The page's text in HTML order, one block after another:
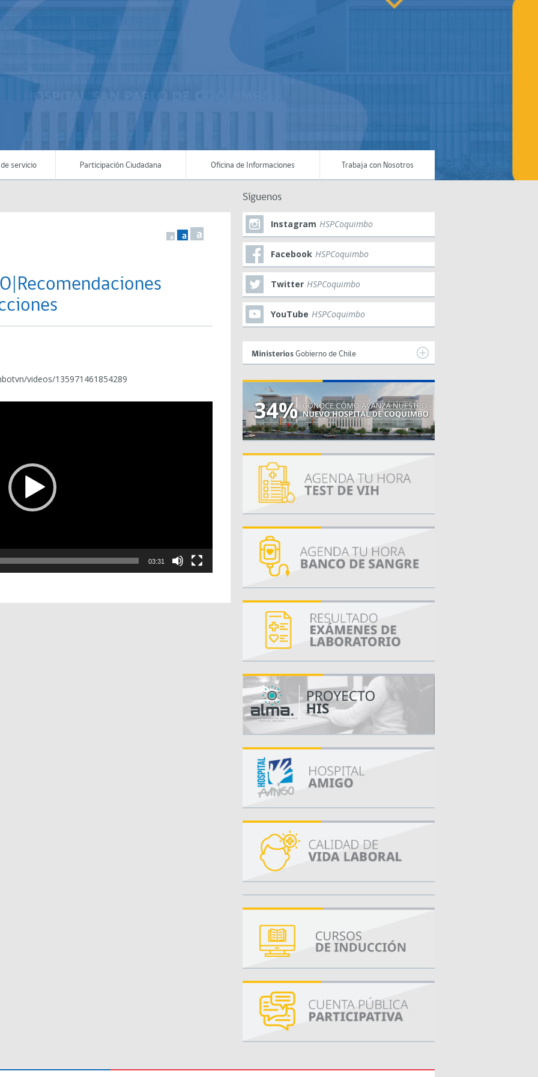
servicio Participación Ciudadana Oficina de Informaciones Trabaja con Nosotros
a a a
videos/135971461854289
03:31
Síguenos
Instagram HSPCoquimbo
Facebook HSPCoquimbo
Twitter HSPCoquimbo
YouTube HSPCoquimbo
Ministerios Gobierno de Chile